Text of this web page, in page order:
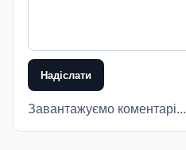
Надіслати
Завантажуємо коментарі...